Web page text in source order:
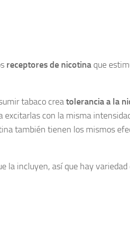
receptores de nicotina que
tabaco creatolerancia a la
con la misma
también tienen los mismos
la incluyen, así que hay